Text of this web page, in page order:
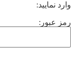
وارد نمایید:
رمز عبور: